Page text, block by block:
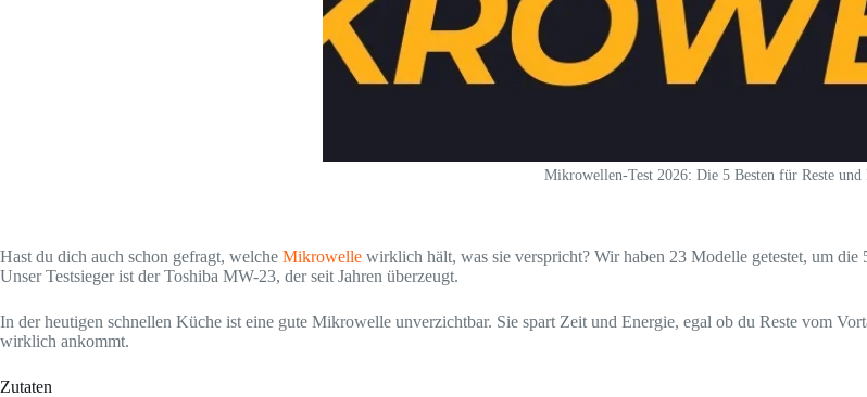
Mikrowellen-Test 2026: Die 5 Besten für Reste und
Hast du dich auch schon gefragt, welche Mikrowelle wirklich hält, was sie verspricht? Wir haben 23 Modelle getestet, um die
Unser Testsieger ist der Toshiba MW-23, der seit Jahren überzeugt.
In der heutigen schnellen Küche ist eine gute Mikrowelle unverzichtbar. Sie spart Zeit und Energie, egal ob du Reste vom
wirklich ankommt.
Zutaten